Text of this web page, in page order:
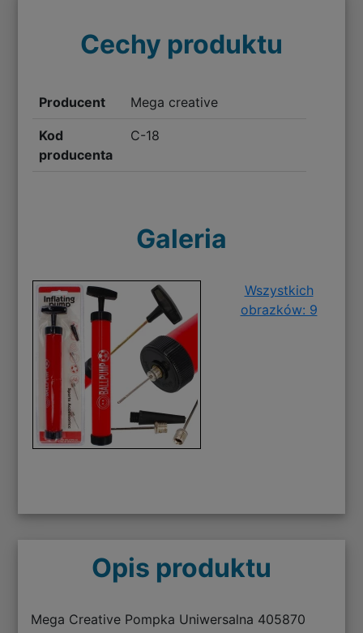
Cechy produktu
Producent Mega creative
Kod
producenta
C-18
Galeria
Wszystkich
obrazków: 9
Opis produktu
Mega Creative Pompka Uniwersalna 405870